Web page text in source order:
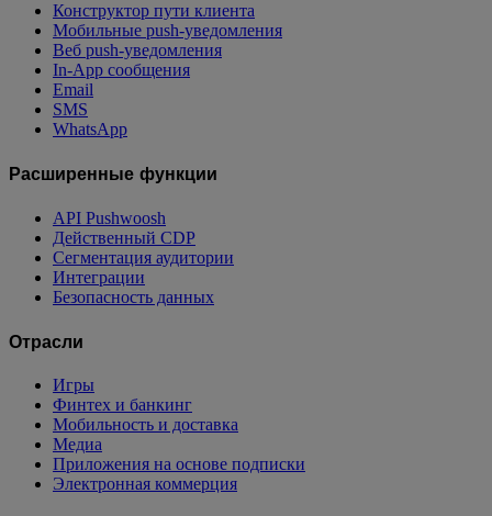
Конструктор пути клиента
Мобильные push-уведомления
Веб push-уведомления
In-App сообщения
Email
SMS
WhatsApp
Расширенные функции
API Pushwoosh
Действенный CDP
Сегментация аудитории
Интеграции
Безопасность данных
Отрасли
Игры
Финтех и банкинг
Мобильность и доставка
Медиа
Приложения на основе подписки
Электронная коммерция